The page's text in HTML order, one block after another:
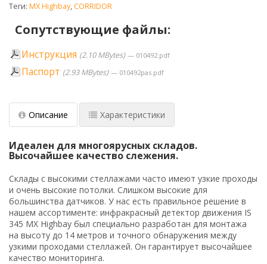
Теги: MX Highbay,CORRIDOR
Сопутствующие файлы:
Инструкция 2.10 MBytes 010492.pdf
Паспорт 2.93 MBytes 010492pas.pdf
Описание Характеристики
Идеален для многоярусных складов.
Высочайшее качество слежения.
Склады с высокими стеллажами часто имеют узкие проходы
и очень высокие потолки. Слишком высокие для
большинства датчиков. У нас есть правильное решение в
нашем ассортименте: инфракрасный детектор движения IS
345 MX Highbay был специально разработан для монтажа
на высоту до 14 метров и точного обнаружения между
узкими проходами стеллажей. Он гарантирует высочайшее
качество мониторинга.